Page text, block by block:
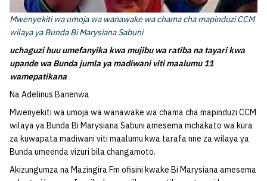
Mwenyekiti wa umoja wa wanawake wa chama cha mapinduzi CCM
wilaya ya Bunda Bi Marysiana Sabuni
uchaguzi huu umefanyika kwa mujibu wa ratiba na tayari kwa
upande wa Bunda jumla ya madiwani viti maalumu 11
wamepatikana
Na Adelinus Banenwa
Mwenyekiti wa umoja wa wanawake wa chama cha mapinduzi CCM
wilaya ya Bunda Bi Marysiana Sabuni amesema mchakato wa kura
za kuwapata madiwani viti maalumu kwa tarafa nne za wilaya ya
Bunda umeenda vizuri bila changamoto.
Akizungumza na Mazingira Fm ofisini kwake Bi Marysiana amesema